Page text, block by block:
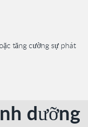
tăng cường sự phát
dưỡng